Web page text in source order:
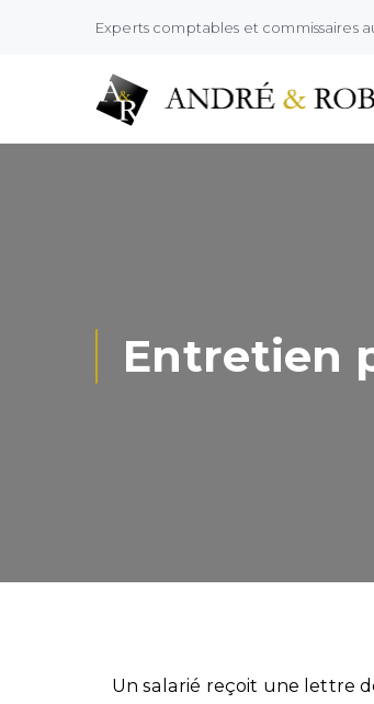
Experts comptables et commissaires
Entretien
Un salarié reçoit une lettre